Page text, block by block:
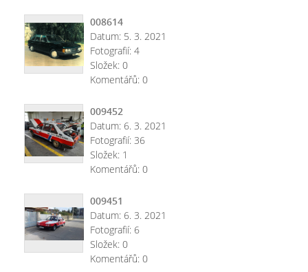
008614
Datum: 5. 3. 2021
Fotografií: 4
Složek: 0
Komentářů: 0
009452
Datum: 6. 3. 2021
Fotografií: 36
Složek: 1
Komentářů: 0
009451
Datum: 6. 3. 2021
Fotografií: 6
Složek: 0
Komentářů: 0